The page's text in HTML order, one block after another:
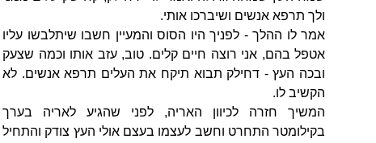
ולך תרפא אנשים ושיברכו אותי.
אמר לו ההלך - לפניך היו הסוס והמעיין חשבו שיתלבשו עליו
אטפל בהם, אני רוצה חיים קלים. טוב, עזב אותו וכמה שצעק
ובכה העץ - דחילק תבוא תיקח את העלים תרפא אנשים. לא
הקשיב לו.
המשיך חזרה לכיוון האריה, לפני שהגיע לאריה בערך
בקילומטר התחרט וחשב לעצמו בעצם אולי העץ צודק והתחיל